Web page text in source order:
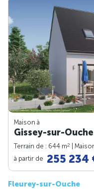
Maison à
Gissey-sur-
Terrain de : 644 m2 |
à partir de 255 234
Fleurey-sur-Ouche